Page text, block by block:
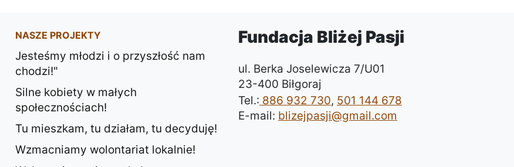
NASZE PROJEKTY
Jesteśmy młodzi i o przyszłość nam
chodzi!"
Silne kobiety w małych
społecznościach!
Tu mieszkam, tu działam, tu decyduję!
Wzmacniamy wolontariat lokalnie!
Fundacja Bliżej Pasji
ul. Berka Joselewicza 7/U01
23-400 Biłgoraj
Tel.: 886 932 730, 501 144 678
E-mail: blizejpasji@gmail.com